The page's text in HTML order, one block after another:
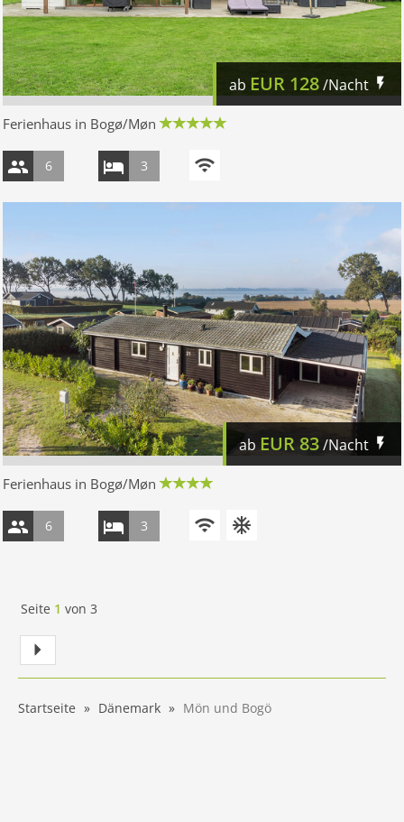
ab EUR 128/Nacht
Ferienhaus in Bogø/Møn
6 3
ab EUR83/Nacht
Ferienhaus in Bogø/Møn
6 3
Seite 1 von 3
Startseite Dänemark Mön und Bogö